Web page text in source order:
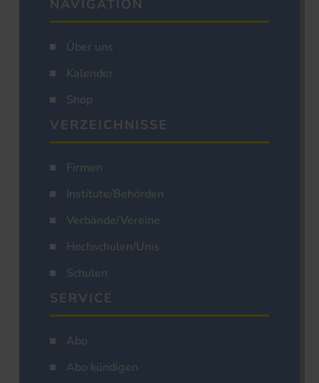
NAVIGATION
Über uns
Kalender
Shop
VERZEICHNISSE
Firmen
Institute/Behörden
Verbände/Vereine
Hochschulen/Unis
Schulen
SERVICE
Abo
Abo kündigen